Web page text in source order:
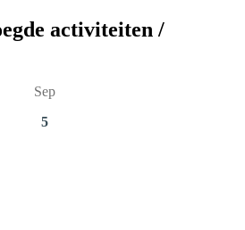
activiteiten /
Sep
5